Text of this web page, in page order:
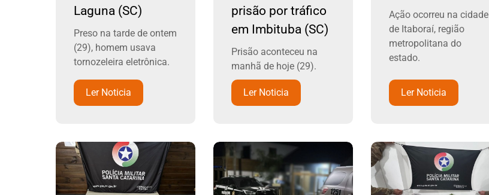
Laguna (SC)
Preso na tarde de ontem
(29), homem usava
tornozeleira eletrônica.
Ler Noticia
prisão por tráfico
em Imbituba (SC)
Prisão aconteceu na
manhã de hoje (29).
Ler Noticia
Ação ocorreu na cidade
de Itaboraí, região
metropolitana do
estado.
Ler Noticia